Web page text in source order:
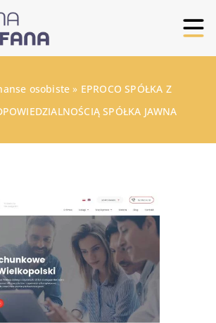
osobiste » EPROCO SPÓŁKA Z
SPÓŁKA JAWNA